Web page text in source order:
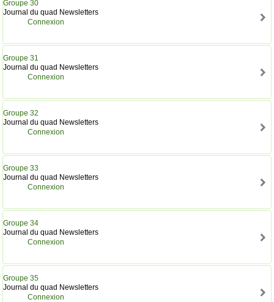
Groupe 30
Journal du quad Newsletters
Connexion
Groupe 31
Journal du quad Newsletters
Connexion
Groupe 32
Journal du quad Newsletters
Connexion
Groupe 33
Journal du quad Newsletters
Connexion
Groupe 34
Journal du quad Newsletters
Connexion
Groupe 35
Journal du quad Newsletters
Connexion